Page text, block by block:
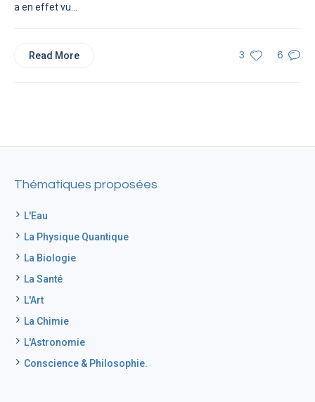
a en effet vu...
3 6
Read More
Thématiques proposées
L'Eau
La Physique Quantique
La Biologie
La Santé
L'Art
La Chimie
L'Astronomie
Conscience & Philosophie.